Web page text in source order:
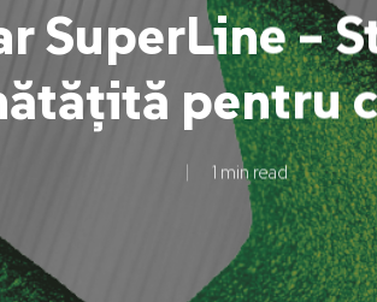
SuperLine –
pentru
1 min read